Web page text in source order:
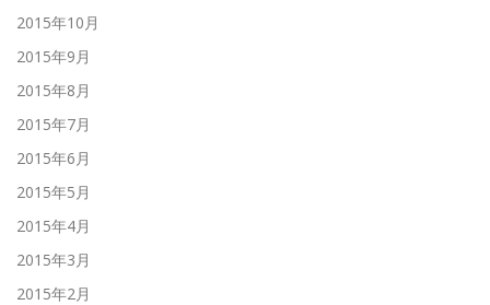
2015年10月
2015年9月
2015年8月
2015年7月
2015年6月
2015年5月
2015年4月
2015年3月
2015年2月